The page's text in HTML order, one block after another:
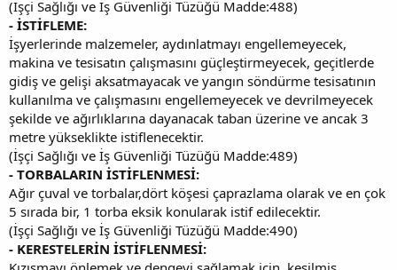
(İşçi Sağlığı ve İş Güvenliği Tüzüğü Madde:488)
- İSTİFLEME:
İşyerlerinde malzemeler, aydınlatmayı engellemeyecek,
makina ve tesisatın çalışmasını güçleştirmeyecek, geçitlerde
gidiş ve gelişi aksatmayacak ve yangın söndürme tesisatının
kullanılma ve çalışmasını engellemeyecek ve devrilmeyecek
şekilde ve ağırlıklarına dayanacak taban üzerine ve ancak 3
metre yükseklikte istiflenecektir.
(İşçi Sağlığı ve İş Güvenliği Tüzüğü Madde:489)
- TORBALARIN İSTİFLENMESİ:
Ağır çuval ve torbalar,dört köşesi çaprazlama olarak ve en çok
5 sırada bir, 1 torba eksik konularak istif edilecektir.
(İşçi Sağlığı ve İş Güvenliği Tüzüğü Madde:490)
- KERESTELERİN İSTİFLENMESİ: